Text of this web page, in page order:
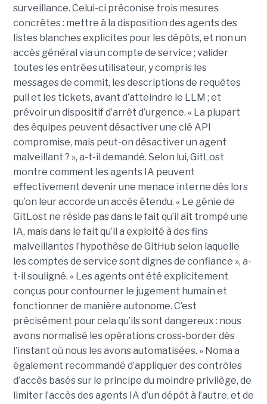
surveillance. Celui-ci préconise trois mesures
concrètes : mettre à la disposition des agents des
listes blanches explicites pour les dépôts, et non un
accès général via un compte de service ; valider
toutes les entrées utilisateur, y compris les
messages de commit, les descriptions de requêtes
pull et les tickets, avant d’atteindre le LLM ; et
prévoir un dispositif d’arrêt d’urgence. « La plupart
des équipes peuvent désactiver une clé API
compromise, mais peut-on désactiver un agent
malveillant ? », a-t-il demandé. Selon lui, GitLost
montre comment les agents IA peuvent
effectivement devenir une menace interne dès lors
qu’on leur accorde un accès étendu. « Le génie de
GitLost ne réside pas dans le fait qu’il ait trompé une
IA, mais dans le fait qu’il a exploité à des fins
malveillantes l’hypothèse de GitHub selon laquelle
les comptes de service sont dignes de confiance », a-
t-il souligné. « Les agents ont été explicitement
conçus pour contourner le jugement humain et
fonctionner de manière autonome. C’est
précisément pour cela qu’ils sont dangereux : nous
avons normalisé les opérations cross-border dès
l’instant où nous les avons automatisées. » Noma a
également recommandé d’appliquer des contrôles
d’accès basés sur le principe du moindre privilège, de
limiter l’accès des agents IA d’un dépôt à l’autre, et de